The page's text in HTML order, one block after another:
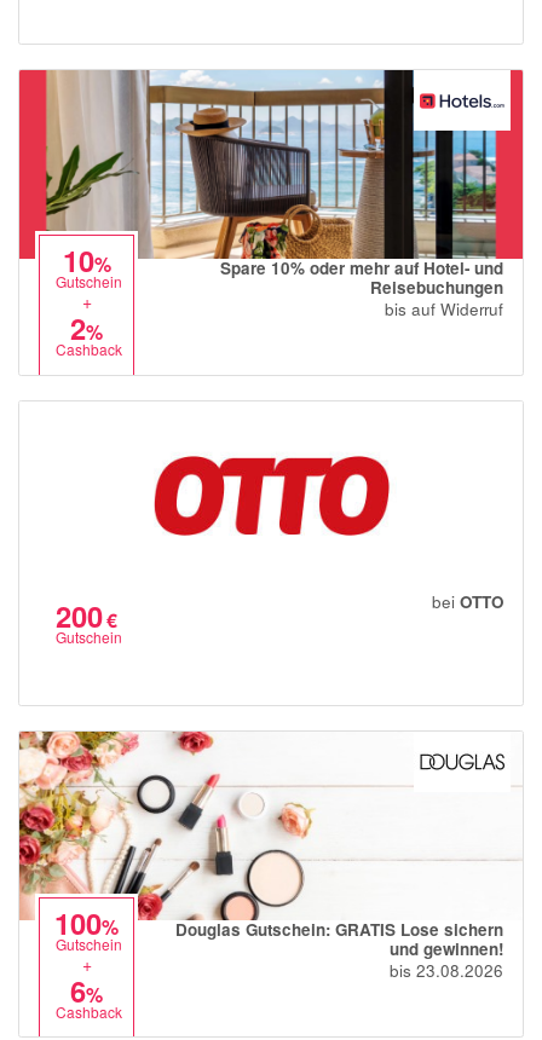
Notino
Parfumdreams
apodiscounter
OTTO Office
Udemy
HappyKeks
BOGNER
XXXLutz
bonprix
CHECK24
LiveFresh
tink
heine
Ankerkraut
10%
Gutschein
+
2%
Cashback
Spare 10% oder mehr auf Hotel- und
Reisebuchungen
bis auf Widerruf
200€
Gutschein
bei OTTO
100%
Gutschein
+
6%
Cashback
Douglas Gutschein: GRATIS Lose sichern
und gewinnen!
bis 23.08.2026